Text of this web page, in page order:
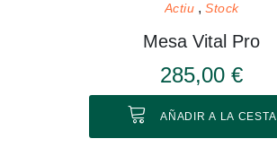
Actiu Stock
Mesa Vital Pro
285,00 €
AÑADIR A LA CESTA